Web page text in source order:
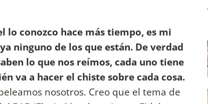
lo conozco hace más tiempo, es mi
ninguno de los que están. De verdad
lo que nos reímos, cada uno tiene
va a hacer el chiste sobre cada cosa.
nosotros. Creo que el tema de